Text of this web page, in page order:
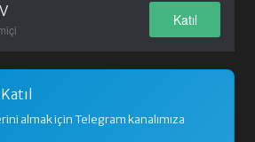
Katıl
almak için Telegram kanalımıza